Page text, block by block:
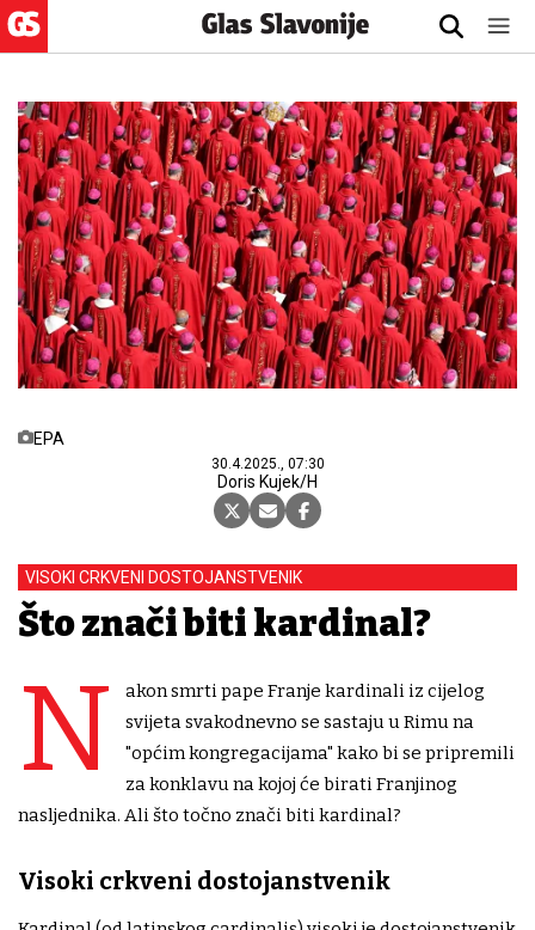
EPA
30.4.2025., 07:30
Doris Kujek/H
VISOKI CRKVENI DOSTOJANSTVENIK
Što znači biti kardinal?
N
akon smrti pape Franje kardinali iz cijelog
svijeta svakodnevno se sastaju u Rimu na
"općim kongregacijama" kako bi se pripremili
za konklavu na kojoj će birati Franjinog
nasljednika. Ali što točno znači biti kardinal?
Visoki crkveni dostojanstvenik